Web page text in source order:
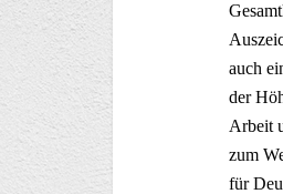
auch
der
Arbeit
zum
für